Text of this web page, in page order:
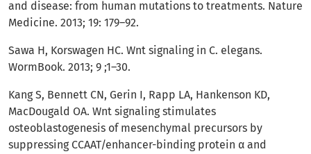
and disease: from human mutations to treatments. Nature
Medicine. 2013; 19: 179–92.
Sawa H, Korswagen HC. Wnt signaling in C. elegans.
WormBook. 2013; 9 ;1–30.
Kang S, Bennett CN, Gerin I, Rapp LA, Hankenson KD,
MacDougald OA. Wnt signaling stimulates
osteoblastogenesis of mesenchymal precursors by
suppressing CCAAT/enhancer-binding protein α and